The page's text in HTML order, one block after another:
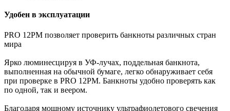
Удобен в эксплуатации
PRO 12PМ позволяет проверить банкноты различных стран
мира
Ярко люминесцируя в УФ-лучах, поддельная банкнота,
выполненная на обычной бумаге, легко обнаруживает себя
при проверке в PRO 12РМ. Банкноты удобно проверять как
по одной, так и веером.
Благодаря мощному источнику ультрафиолетового свечения